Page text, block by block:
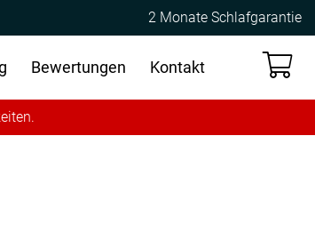
2 Monate Schlafgarantie
Kontakt
Bewertungen